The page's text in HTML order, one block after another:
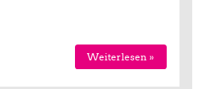
Weiterlesen »